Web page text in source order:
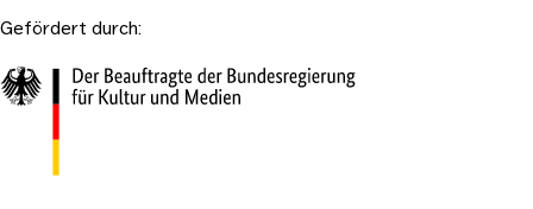
Gefördert durch: